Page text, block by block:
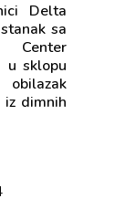
Delta
sa
Center
u sklopu
iz dimnih